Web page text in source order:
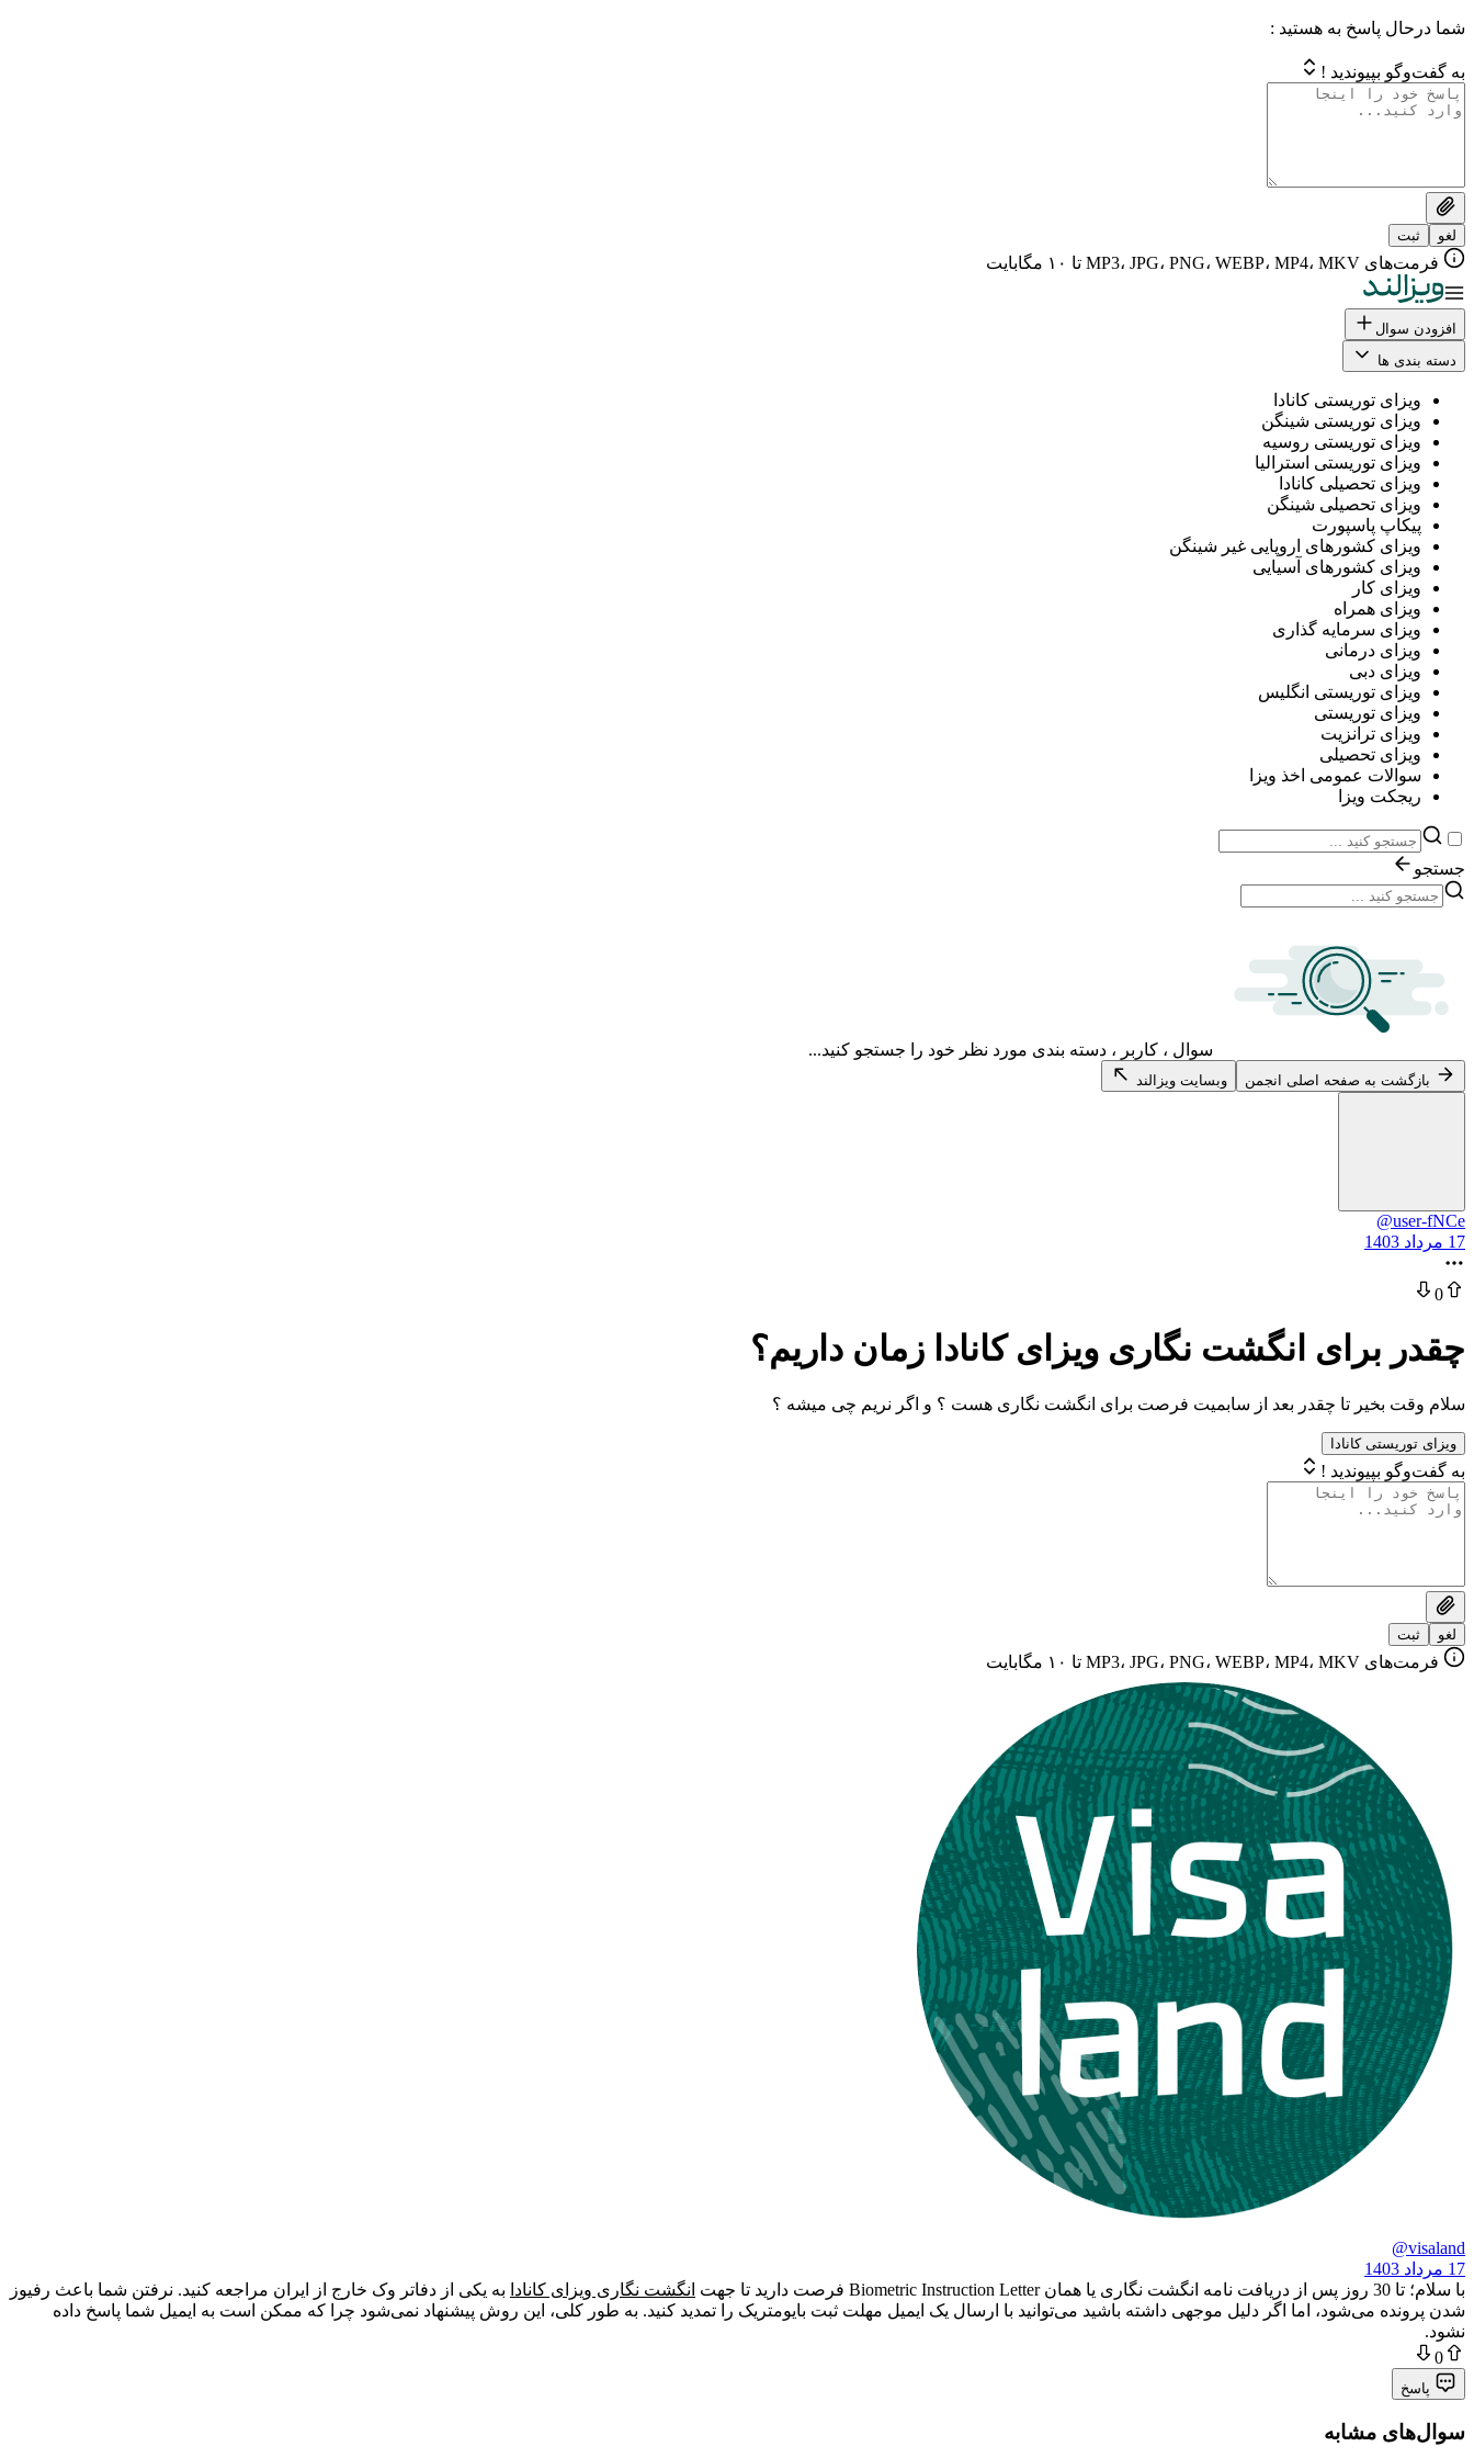
شما درحال پاسخ به هستید :
به گفت‌وگو بپیوندید !
لغو ثبت
فرمت‌های MP3، JPG، PNG، WEBP، MP4، MKV تا ۱۰ مگابایت
افزودن سوال
دسته بندی ها
ویزای توریستی کانادا
ویزای توریستی شینگن
ویزای توریستی روسیه
ویزای توریستی استرالیا
ویزای تحصیلی کانادا
ویزای تحصیلی شینگن
پیکاپ پاسپورت
ویزای کشورهای اروپایی غیر شینگن
ویزای کشورهای آسیایی
ویزای کار
ویزای همراه
ویزای سرمایه گذاری
ویزای درمانی
ویزای دبی
ویزای توریستی انگلیس
ویزای توریستی
ویزای ترانزیت
ویزای تحصیلی
سوالات عمومی اخذ ویزا
ریجکت ویزا
جستجو
سوال ، کاربر ، دسته بندی مورد نظر خود را جستجو کنید...
بازگشت به صفحه اصلی انجمن وبسایت ویزالند
@user-fNCe
17 مرداد 1403
0
چقدر برای انگشت نگاری ویزای کانادا زمان داریم؟
سلام وقت بخیر تا چقدر بعد از سابمیت فرصت برای انگشت نگاری هست ؟ و اگر نریم چی میشه ؟
ویزای توریستی کانادا
به گفت‌وگو بپیوندید !
لغو ثبت
فرمت‌های MP3، JPG، PNG، WEBP، MP4، MKV تا ۱۰ مگابایت
@visaland
17 مرداد 1403
با سلام؛ تا 30 روز پس از دریافت نامه انگشت نگاری یا همان Biometric Instruction Letter فرصت دارید تا جهت
انگشت نگاری ویزای کانادا به یکی از دفاتر وک خارج از ایران مراجعه کنید. نرفتن شما باعث رفیوز
شدن پرونده می‌شود، اما اگر دلیل موجهی داشته باشید می‌توانید با ارسال یک ایمیل مهلت ثبت بایومتریک را تمدید کنید. به طور کلی، این روش پیشنهاد نمی‌شود چرا که ممکن است به ایمیل شما پاسخ داده
نشود.
0
پاسخ
سوال‌های مشابه